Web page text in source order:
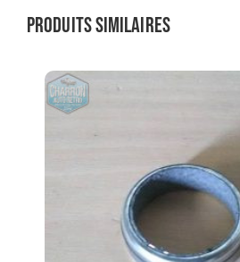
Produits similaires